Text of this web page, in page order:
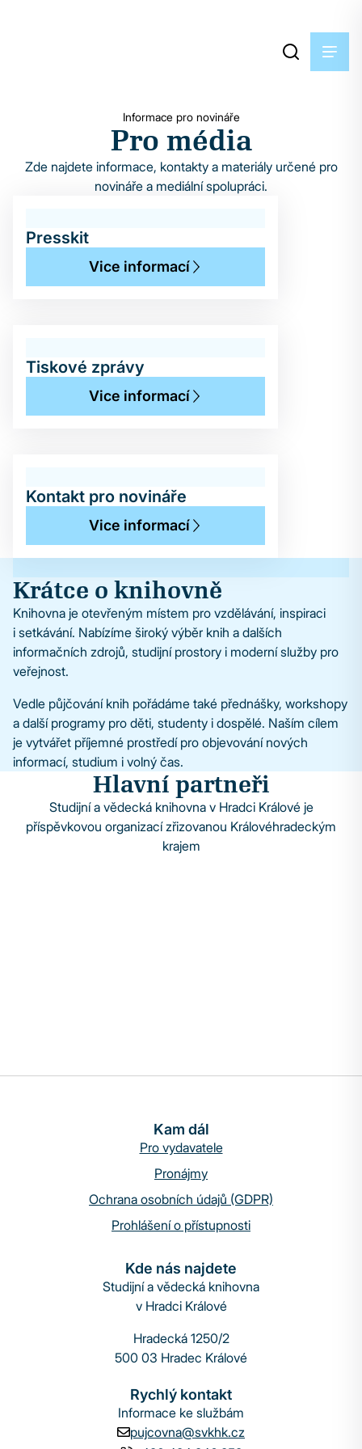
Informace pro novináře
Pro média
Zde najdete informace, kontakty a materiály určené pro
novináře a mediální spolupráci.
Presskit
Vice informací
Tiskové zprávy
Vice informací
Kontakt pro novináře
Vice informací
Krátce o knihovně
Knihovna je otevřeným místem pro vzdělávání, inspiraci
i setkávání. Nabízíme široký výběr knih a dalších
informačních zdrojů, studijní prostory i moderní služby pro
veřejnost.
Vedle půjčování knih pořádáme také přednášky, workshopy
a další programy pro děti, studenty i dospělé. Naším cílem
je vytvářet příjemné prostředí pro objevování nových
informací, studium i volný čas.
Hlavní partneři
Studijní a vědecká knihovna v Hradci Králové je
příspěvkovou organizací zřizovanou Královéhradeckým
krajem
Kam dál
Pro vydavatele
Pronájmy
Ochrana osobních údajů (GDPR)
Prohlášení o přístupnosti
Kde nás najdete
Studijní a vědecká knihovna
v Hradci Králové
Hradecká 1250/2
500 03 Hradec Králové
Rychlý kontakt
Informace ke službám
pujcovna@svkhk.cz